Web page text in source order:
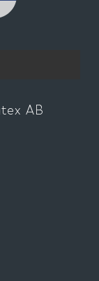
AB